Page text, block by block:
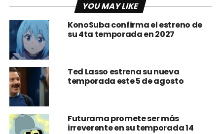
YOU MAY LIKE
KonoSuba confirma el estreno de
su 4ta temporada en 2027
Ted Lasso estrena su nueva
temporada este 5 de agosto
Futurama promete ser más
irreverente en su temporada 14